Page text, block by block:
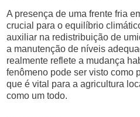
A presença de uma frente fria
crucial para o equilíbrio
auxiliar na redistribuição de
a manutenção de níveis
realmente reflete a mudança
fenômeno pode ser visto como
que é vital para a agricultura
como um todo.